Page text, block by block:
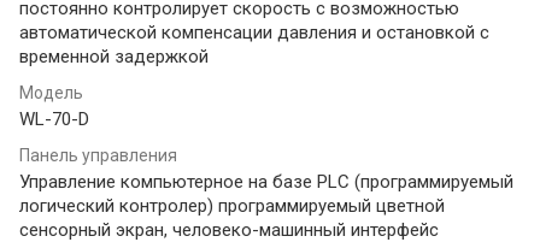
постоянно контролирует скорость с возможностью
автоматической компенсации давления и остановкой с
временной задержкой
Модель
WL-70-D
Панель управления
Управление компьютерное на базе PLC (программируемый
логический контролер) программируемый цветной
сенсорный экран, человеко-машинный интерфейс